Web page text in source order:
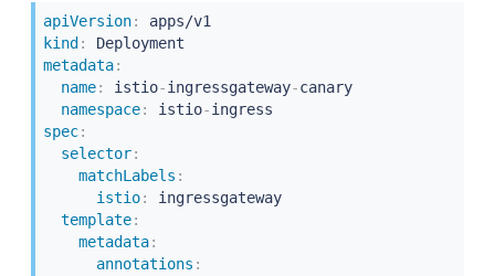
apiVersion:
apps/v1
kind :
metadata:
name: istio-ingressgateway-canary
namespace: istio-
spec:
selector:
matchLabels :
istio:
ingressgateway
template:
metadata:
annotations :